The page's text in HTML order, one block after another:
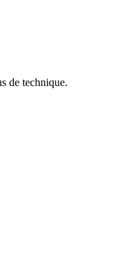
de technique.